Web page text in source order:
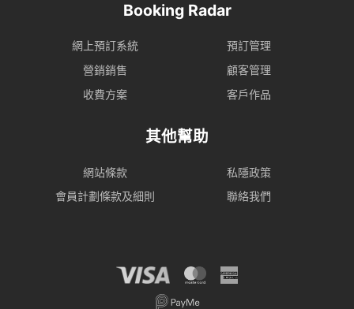
Booking Radar
網上預訂系統
預訂管理
營銷銷售
顧客管理
收費方案
客戶作品
其他幫助
網站條款
私隱政策
會員計劃條款及細則
聯絡我們